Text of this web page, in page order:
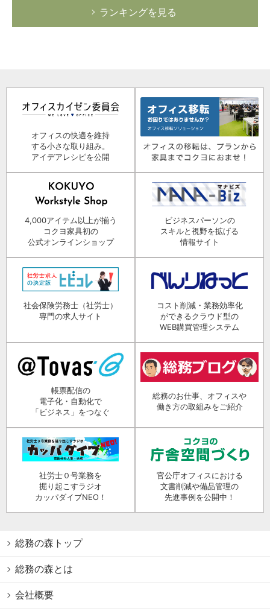
ランキングを見る
オフィスの快適を維持
する小さな取り組み。
アイデアレシピを公開
4,000アイテム以上が揃う
コクヨ家具初の
公式オンラインショップ
ビジネスパーソンの
スキルと視野を拡げる
情報サイト
社会保険労務士（社労士）
専門の求人サイト
コスト削減・業務効率化
ができるクラウド型の
WEB購買管理システム
帳票配信の
電子化・自動化で
「ビジネス」をつなぐ
総務のお仕事、オフィスや
働き方の取組みをご紹介
社労士０号業務を
掘り起こすラジオ
カッパダイブNEO！
官公庁オフィスにおける
文書削減や備品管理の
先進事例を公開中！
総務の森トップ
総務の森とは
会社概要